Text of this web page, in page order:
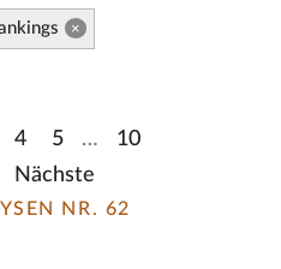
×
4 5 …
10
Nächste
NR. 62